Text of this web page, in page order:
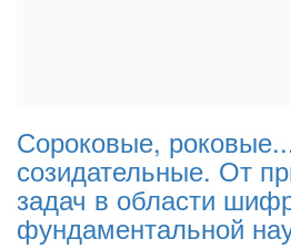
Сороковые,
созидательные. От
задач в области
фундаментальной